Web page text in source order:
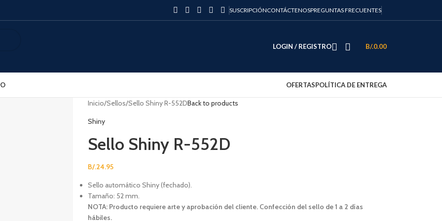
SUSCRIPCIÓNCONTÁCTENOSPREGUNTAS FRECUENTES
LOGIN / REGISTRO B/.0.00
OFERTASPOLÍTICA DE ENTREGA
Inicio Sellos Sello Shiny R-552DBack to products
Shiny
Sello Shiny R-552D
B/.24.95
Sello automático Shiny (fechado).
Tamaño: 52 mm.
NOTA: Producto requiere arte y aprobación del cliente. Confección del sello de 1 a 2 días
hábiles.